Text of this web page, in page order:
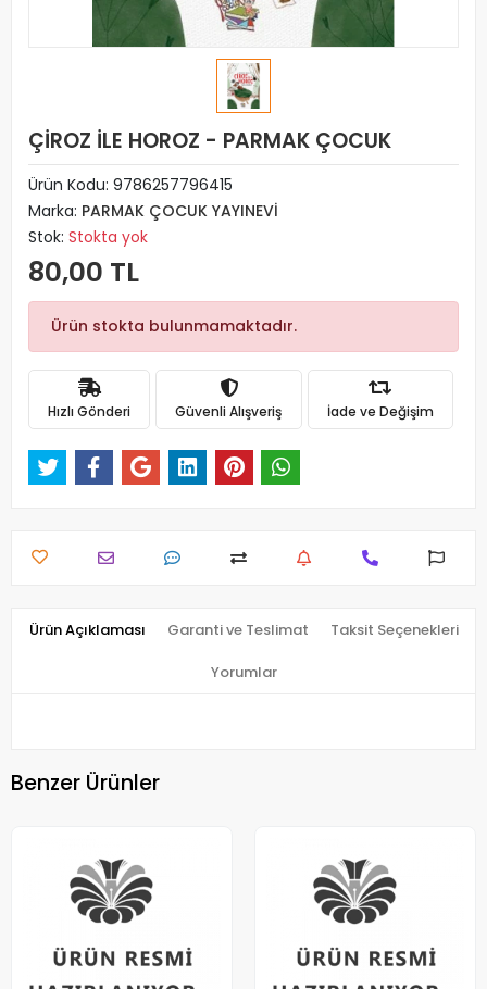
ÇİROZ İLE HOROZ - PARMAK ÇOCUK
Ürün Kodu: 9786257796415
Marka: PARMAK ÇOCUK YAYINEVİ
Stok: Stokta yok
80,00 TL
Ürün stokta bulunmamaktadır.
Hızlı Gönderi Güvenli Alışveriş İade ve Değişim
Ürün Açıklaması Garanti ve Teslimat Taksit Seçenekleri
Yorumlar
Benzer Ürünler